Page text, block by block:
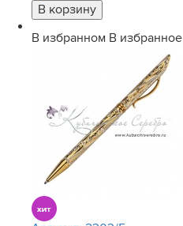
В избранном В избранное